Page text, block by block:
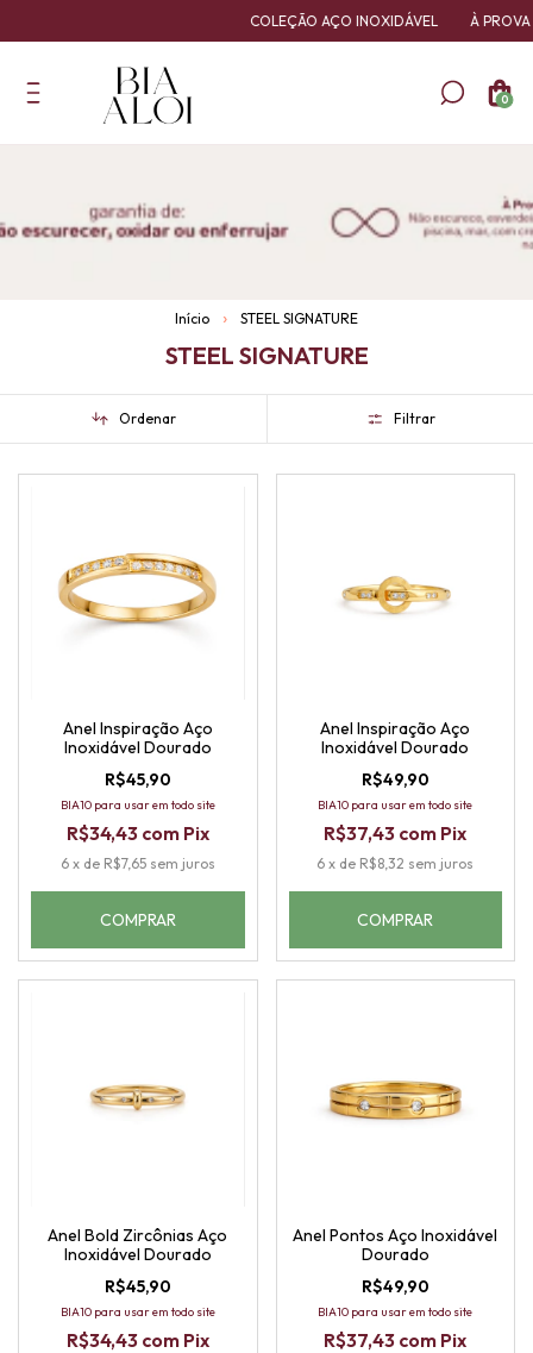
COLEÇÃO AÇO INOXIDÁVEL À PROVA
0
Início STEEL SIGNATURE
STEEL SIGNATURE
Ordenar Filtrar
Anel Inspiração Aço
Inoxidável Dourado
R$45,90
BIA10 para usar em todo site
R$34,43 com Pix
6 x de R$7,65 sem juros
COMPRAR
Anel Inspiração Aço
Inoxidável Dourado
R$49,90
BIA10 para usar em todo site
R$37,43 com Pix
6 x de R$8,32 sem juros
COMPRAR
Anel Bold Zircônias Aço
Inoxidável Dourado
R$45,90
BIA10 para usar em todo site
R$34,43 com Pix
Anel Pontos Aço Inoxidável
Dourado
R$49,90
BIA10 para usar em todo site
R$37,43 com Pix